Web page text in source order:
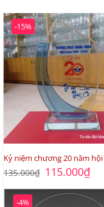
-15%
Kỷ niệm chương 20 năm
135.000₫ Giá
gốc
là:
135.000₫.
115.000₫Giá
tại
-4%